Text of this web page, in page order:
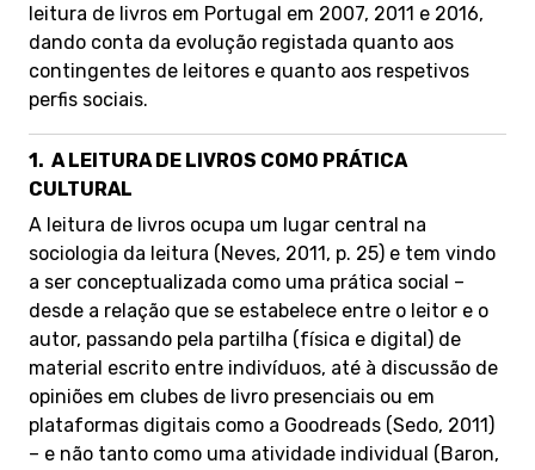
leitura de livros em Portugal em 2007, 2011 e 2016,
dando conta da evolução registada quanto aos
contingentes de leitores e quanto aos respetivos
perfis sociais.
1. A LEITURA DE LIVROS COMO PRÁTICA
CULTURAL
A leitura de livros ocupa um lugar central na
sociologia da leitura (Neves, 2011, p. 25) e tem vindo
a ser conceptualizada como uma prática social –
desde a relação que se estabelece entre o leitor e o
autor, passando pela partilha (física e digital) de
material escrito entre indivíduos, até à discussão de
opiniões em clubes de livro presenciais ou em
plataformas digitais como a Goodreads (Sedo, 2011)
– e não tanto como uma atividade individual (Baron,